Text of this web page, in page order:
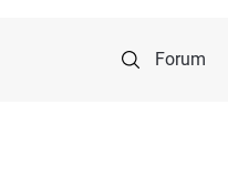
Forum